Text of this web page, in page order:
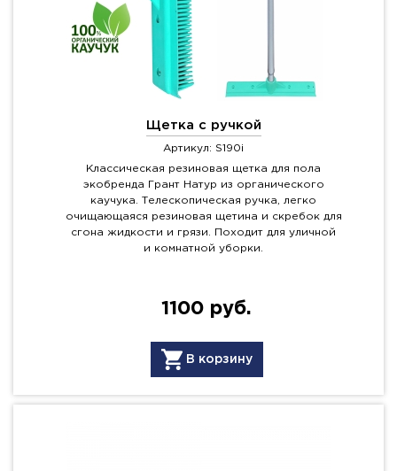
Щетка с ручкой
Артикул: S190i
Классическая резиновая щетка для пола
экобренда Грант Натур из органического
каучука. Телескопическая ручка, легко
очищающаяся резиновая щетина и скребок для
сгона жидкости и грязи. Походит для уличной
и комнатной уборки.
1100 руб.
В корзину